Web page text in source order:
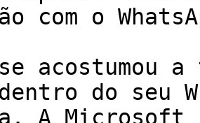
com o
acostumou
do seu
A Microsoft